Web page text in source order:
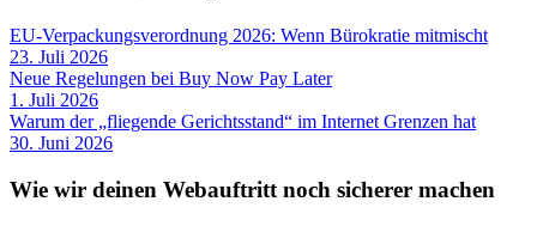
EU-Verpackungsverordnung 2026: Wenn Bürokratie mitmischt
23. Juli 2026
Neue Regelungen bei Buy Now Pay Later
1. Juli 2026
Warum der „fliegende Gerichtsstand“ im Internet Grenzen hat
30. Juni 2026
Wie wir deinen Webauftritt noch sicherer machen